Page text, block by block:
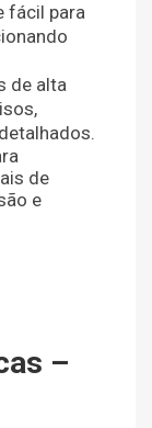
fácil para
de alta
de
e
–